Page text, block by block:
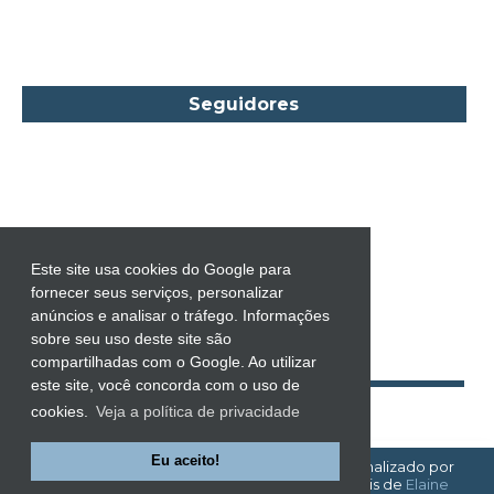
Este site usa cookies do Google para
fornecer seus serviços, personalizar
anúncios e analisar o tráfego. Informações
sobre seu uso deste site são
compartilhadas com o Google. Ao utilizar
este site, você concorda com o uso de
cookies.
Veja a política de privacidade
Eu aceito!
Caroline Linden
Celeste Bradley
Chantelle Shaw
Charles Dickens
Charlie Donlea
Charlotte Brontë
Charlotte Lamb
Chevy Stevens
Seguidores
EMOÇÕES À FLOR DA PELE!
| Template personalizado por
Emoções à Flor da Pelecom base nos tutoriais de Elaine